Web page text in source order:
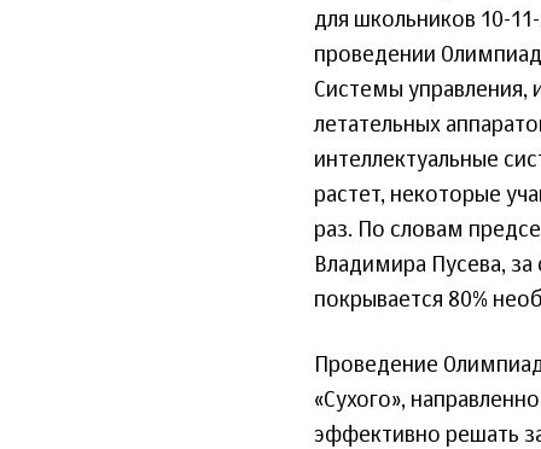
для школьников 10-
проведении
Системы управления,
летательных
интеллектуальные
растет, некоторые
раз. По словам
Владимира Пусева,
покрывается 80%
Проведение
«Сухого»,
эффективно решать